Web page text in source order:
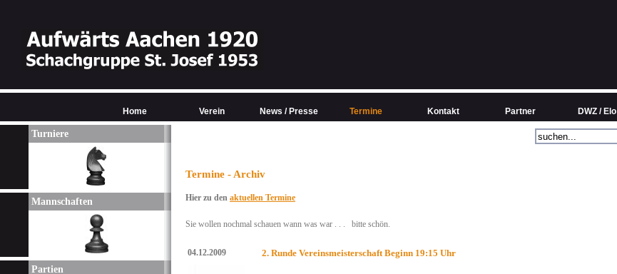
Turniere
Mannschaften
Partien
Termine - Archiv
Hier zu den aktuellen Termine
Sie wollen nochmal schauen wann was war . . . bitte schön.
04.12.2009 2. Runde Vereinsmeisterschaft Beginn 19:15 Uhr
Home Verein News / Presse Termine Kontakt Partner DWZ / Elo